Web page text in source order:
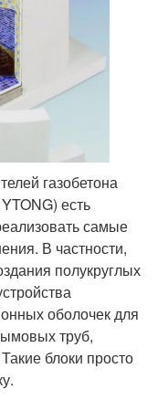
газобетона
есть
самые
В частности,
полукруглых
оболочек для
труб,
блоки просто